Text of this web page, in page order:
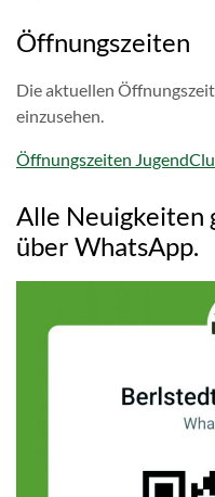
Öffnungszeiten
Die aktuellen
einzusehen.
Öffnungszeiten
Alle Neuigkeiten
über WhatsApp.